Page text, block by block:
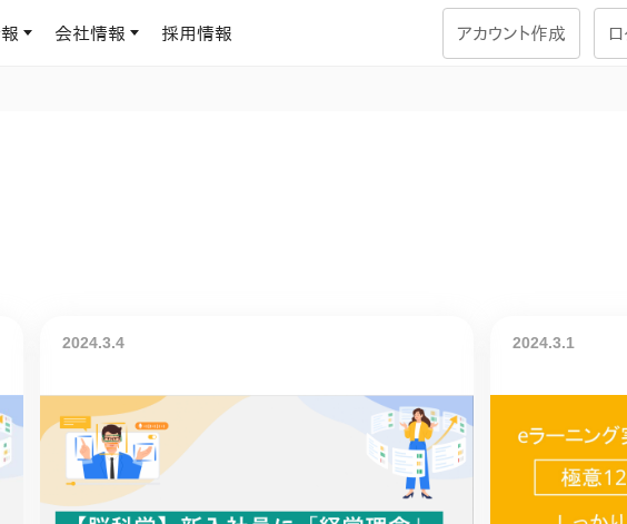
ーニングによる、効
までを網羅
ト Dojo
話シミュレーションで
課題を特定。個別フィ
アセスメント
ラーニングサークル
会社情報 採用情報 アカウント作成
2024.3.4 2024.3.1